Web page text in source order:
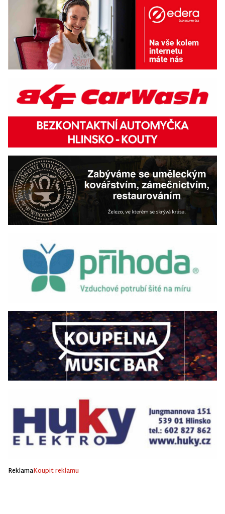
ReklamaKoupit reklamu